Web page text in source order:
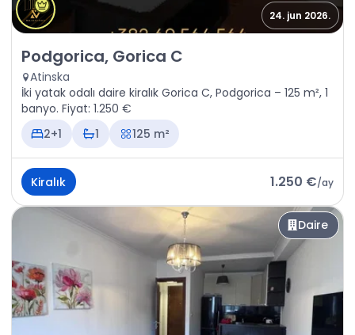
24. jun 2026.
Kiralık - Daire Podgorica, Gorica C
Podgorica, Gorica C
Atinska
İki yatak odalı daire kiralık Gorica C, Podgorica – 125 m², 1
banyo. Fiyat: 1.250 €
2+1
1 125 m²
Kiralık 1.250 €/ay
Daire